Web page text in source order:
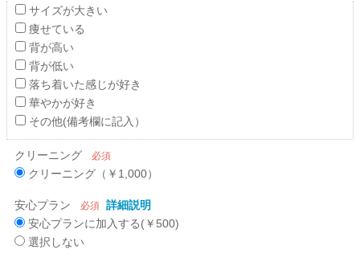
サイズが大きい
痩せている
背が高い
背が低い
落ち着いた感じが好き
華やかが好き
その他(備考欄に記入）
クリーニング 必須
クリーニング（￥1,000）
安心プラン 必須 詳細説明
安心プランに加入する(￥500)
選択しない